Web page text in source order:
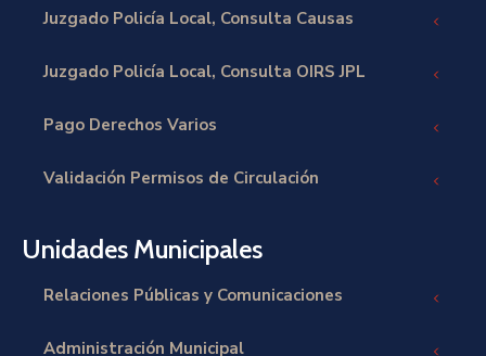
Juzgado Policía Local, Consulta Causas
Juzgado Policía Local, Consulta OIRS JPL
Pago Derechos Varios
Validación Permisos de Circulación
Unidades Municipales
Relaciones Públicas y Comunicaciones
Administración Municipal